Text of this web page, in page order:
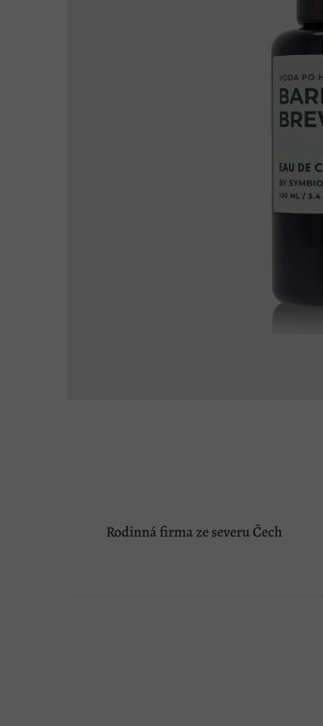
Rodinná firma ze severu Čech